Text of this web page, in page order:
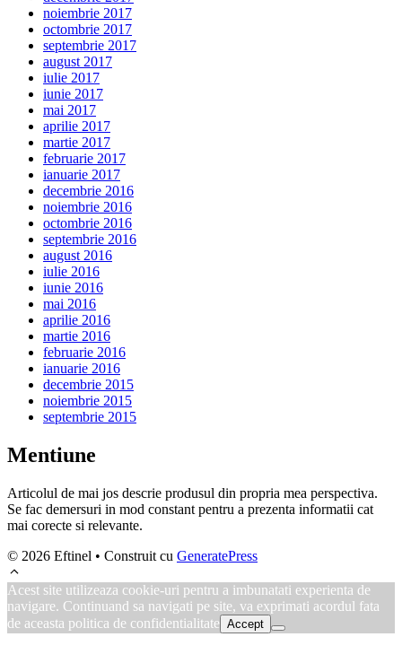
noiembrie 2017
octombrie 2017
septembrie 2017
august 2017
iulie 2017
iunie 2017
mai 2017
aprilie 2017
martie 2017
februarie 2017
ianuarie 2017
decembrie 2016
noiembrie 2016
octombrie 2016
septembrie 2016
august 2016
iulie 2016
iunie 2016
mai 2016
aprilie 2016
martie 2016
februarie 2016
ianuarie 2016
decembrie 2015
noiembrie 2015
septembrie 2015
Mentiune
Articolul de mai jos descrie produsul din propria mea perspectiva.
Se fac demersuri in mod constant pentru a prezenta informatii cat
mai corecte si relevante.
© 2026 Eftinel • Construit cu GeneratePress
Acest site utilizeaza cookie-uri pentru a imbunatati experienta de
navigare. Continuand sa navigati pe site, va exprimati acordul fata
de aceasta politica de confidentialitate Accept